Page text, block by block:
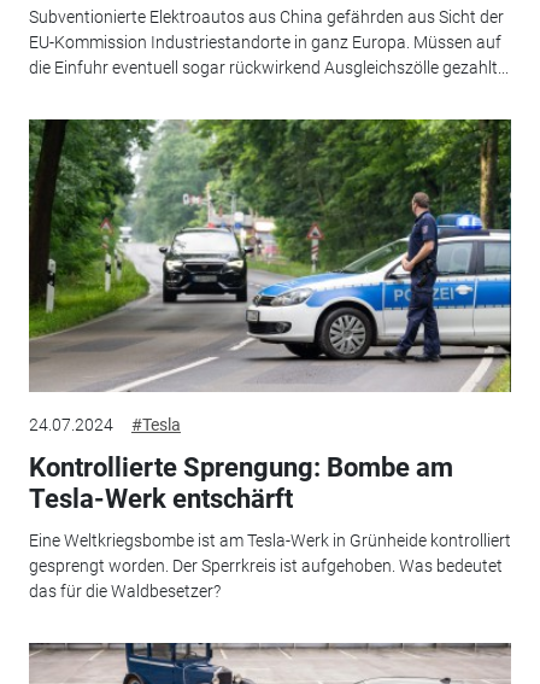
Subventionierte Elektroautos aus China gefährden aus Sicht der
EU-Kommission Industriestandorte in ganz Europa. Müssen auf
die Einfuhr eventuell sogar rückwirkend Ausgleichszölle gezahlt...
24.07.2024 #Tesla
Kontrollierte Sprengung: Bombe am
Tesla-Werk entschärft
Eine Weltkriegsbombe ist am Tesla-Werk in Grünheide kontrolliert
gesprengt worden. Der Sperrkreis ist aufgehoben. Was bedeutet
das für die Waldbesetzer?